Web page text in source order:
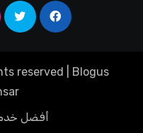
reserved Blogus
أفضل